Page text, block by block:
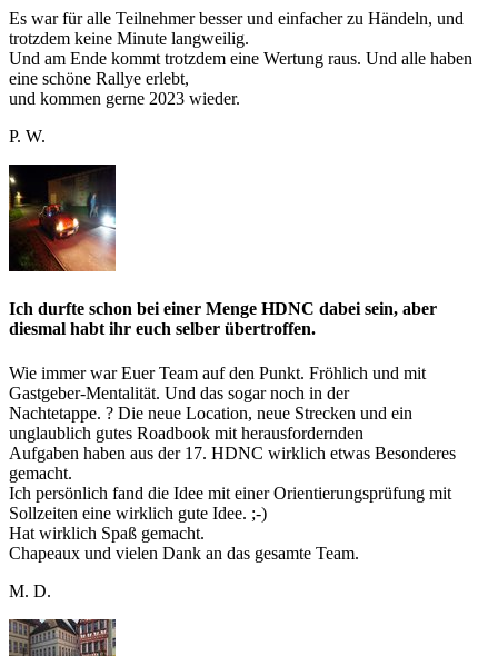
Es war für alle Teilnehmer besser und einfacher zu Händeln, und
trotzdem keine Minute langweilig.
Und am Ende kommt trotzdem eine Wertung raus. Und alle haben
eine schöne Rallye erlebt,
und kommen gerne 2023 wieder.
P. W.
Ich durfte schon bei einer Menge HDNC dabei sein, aber
diesmal habt ihr euch selber übertroffen.
Wie immer war Euer Team auf den Punkt. Fröhlich und mit
Gastgeber-Mentalität. Und das sogar noch in der
Nachtetappe. ? Die neue Location, neue Strecken und ein
unglaublich gutes Roadbook mit herausfordernden
Aufgaben haben aus der 17. HDNC wirklich etwas Besonderes
gemacht.
Ich persönlich fand die Idee mit einer Orientierungsprüfung mit
Sollzeiten eine wirklich gute Idee. ;-)
Hat wirklich Spaß gemacht.
Chapeaux und vielen Dank an das gesamte Team.
M. D.